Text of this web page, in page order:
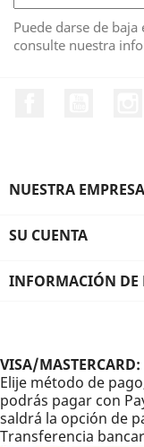
Puede darse de
consulte nuestra
NUESTRA EMPRESA
SU CUENTA
INFORMACIÓN DE
VISA/MASTERCARD:
Elije método de
podrás pagar con
saldrá la opción de
Transferencia